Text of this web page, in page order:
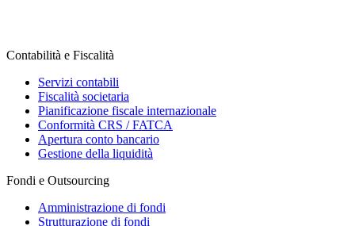
Contabilità e Fiscalità
Servizi contabili
Fiscalità societaria
Pianificazione fiscale internazionale
Conformità CRS / FATCA
Apertura conto bancario
Gestione della liquidità
Fondi e Outsourcing
Amministrazione di fondi
Strutturazione di fondi